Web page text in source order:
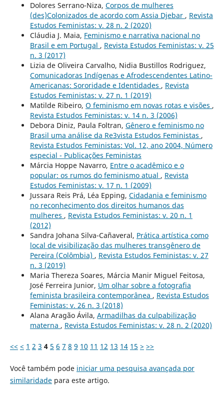
Dolores Serrano-Niza, Corpos de mulheres
(des)Colonizados de acordo com Assia Djebar , Revista
Estudos Feministas: v. 28 n. 2 (2020)
Cláudia J. Maia, Feminismo e narrativa nacional no
Brasil e em Portugal , Revista Estudos Feministas: v. 25
n. 3 (2017)
Lizia de Oliveira Carvalho, Nidia Bustillos Rodriguez,
Comunicadoras Indígenas e Afrodescendentes Latino-
Americanas: Sororidade e Identidades , Revista
Estudos Feministas: v. 27 n. 1 (2019)
Matilde Ribeiro, O feminismo em novas rotas e visões ,
Revista Estudos Feministas: v. 14 n. 3 (2006)
Debora Diniz, Paula Foltran, Gênero e feminismo no
Brasil uma análise da Re3vista Estudos Feministas ,
Revista Estudos Feministas: Vol. 12, ano 2004, Número
especial - Publicações Feministas
Márcia Hoppe Navarro, Entre o acadêmico e o
popular: os rumos do feminismo atual , Revista
Estudos Feministas: v. 17 n. 1 (2009)
Jussara Reis Prá, Léa Epping, Cidadania e feminismo
no reconhecimento dos direitos humanos das
mulheres , Revista Estudos Feministas: v. 20 n. 1
(2012)
Sandra Johana Silva-Cañaveral, Prática artística como
local de visibilização das mulheres transgênero de
Pereira (Colômbia) , Revista Estudos Feministas: v. 27
n. 3 (2019)
Maria Thereza Soares, Márcia Manir Miguel Feitosa,
José Ferreira Junior, Um olhar sobre a fotografia
feminista brasileira contemporânea , Revista Estudos
Feministas: v. 26 n. 3 (2018)
Alana Aragão Ávila, Armadilhas da culpabilização
materna , Revista Estudos Feministas: v. 28 n. 2 (2020)
<< < 1 2 3 4 5 6 7 8 9 10 11 12 13 14 15 > >>
Você também pode iniciar uma pesquisa avançada por
similaridadepara este artigo.